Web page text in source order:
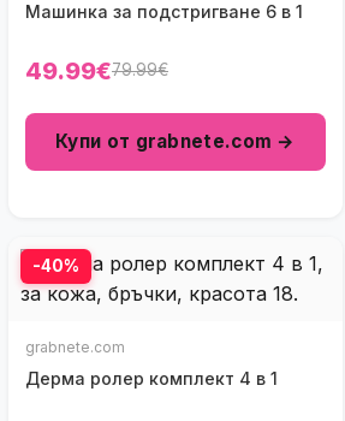
Машинка за подстригване 6 в 1
49.99€79.99€
Купи от grabnete.com →
-40%
grabnete.com
Дерма ролер комплект 4 в 1